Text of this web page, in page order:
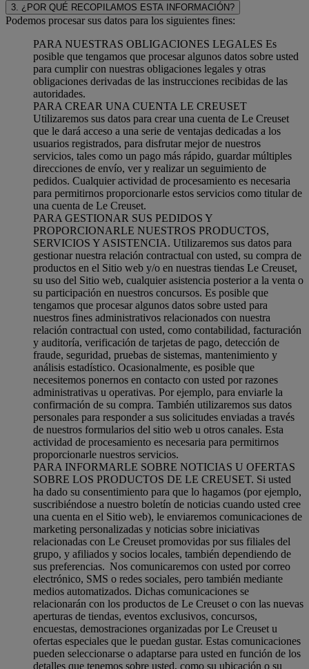
3. ¿POR QUÉ RECOPILAMOS ESTA INFORMACIÓN?
Podemos procesar sus datos para los siguientes fines:
PARA NUESTRAS OBLIGACIONES LEGALES Es
posible que tengamos que procesar algunos datos sobre usted
para cumplir con nuestras obligaciones legales y otras
obligaciones derivadas de las instrucciones recibidas de las
autoridades.
PARA CREAR UNA CUENTA LE CREUSET
Utilizaremos sus datos para crear una cuenta de Le Creuset
que le dará acceso a una serie de ventajas dedicadas a los
usuarios registrados, para disfrutar mejor de nuestros
servicios, tales como un pago más rápido, guardar múltiples
direcciones de envío, ver y realizar un seguimiento de
pedidos. Cualquier actividad de procesamiento es necesaria
para permitirnos proporcionarle estos servicios como titular de
una cuenta de Le Creuset.
PARA GESTIONAR SUS PEDIDOS Y
PROPORCIONARLE NUESTROS PRODUCTOS,
SERVICIOS Y ASISTENCIA. Utilizaremos sus datos para
gestionar nuestra relación contractual con usted, su compra de
productos en el Sitio web y/o en nuestras tiendas Le Creuset,
su uso del Sitio web, cualquier asistencia posterior a la venta o
su participación en nuestros concursos. Es posible que
tengamos que procesar algunos datos sobre usted para
nuestros fines administrativos relacionados con nuestra
relación contractual con usted, como contabilidad, facturación
y auditoría, verificación de tarjetas de pago, detección de
fraude, seguridad, pruebas de sistemas, mantenimiento y
análisis estadístico. Ocasionalmente, es posible que
necesitemos ponernos en contacto con usted por razones
administrativas u operativas. Por ejemplo, para enviarle la
confirmación de su compra. También utilizaremos sus datos
personales para responder a sus solicitudes enviadas a través
de nuestros formularios del sitio web u otros canales. Esta
actividad de procesamiento es necesaria para permitirnos
proporcionarle nuestros servicios.
PARA INFORMARLE SOBRE NOTICIAS U OFERTAS
SOBRE LOS PRODUCTOS DE LE CREUSET. Si usted
ha dado su consentimiento para que lo hagamos (por ejemplo,
suscribiéndose a nuestro boletín de noticias cuando usted cree
una cuenta en el Sitio web), le enviaremos comunicaciones de
marketing personalizadas y noticias sobre iniciativas
relacionadas con Le Creuset promovidas por sus filiales del
grupo, y afiliados y socios locales, también dependiendo de
sus preferencias. Nos comunicaremos con usted por correo
electrónico, SMS o redes sociales, pero también mediante
medios automatizados. Dichas comunicaciones se
relacionarán con los productos de Le Creuset o con las nuevas
aperturas de tiendas, eventos exclusivos, concursos,
encuestas, demostraciones organizadas por Le Creuset u
ofertas especiales que le puedan gustar. Estas comunicaciones
pueden seleccionarse o adaptarse para usted en función de los
detalles que tenemos sobre usted, como su ubicación o su